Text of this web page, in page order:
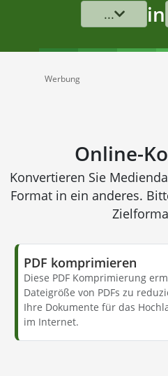
... in
Werbung
Online-
Konvertieren Sie
Format in ein anderes.
PDF komprimieren
Diese PDF Komprimierung
Dateigröße von PDFs zu
Ihre Dokumente für das
im Internet.